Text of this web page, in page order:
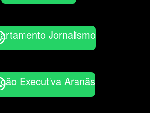
Jornalismo
Executiva Aranãs